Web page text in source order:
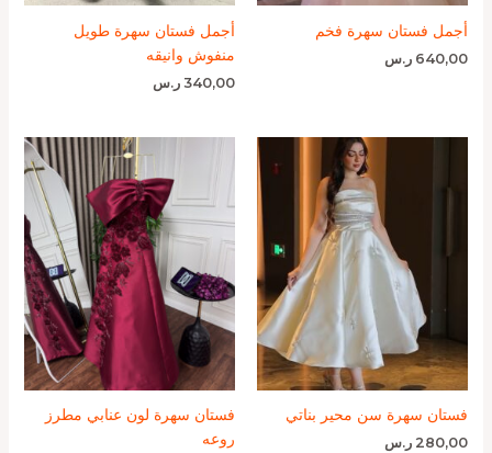
أجمل فستان سهرة فخم
640,00 ر.س
أجمل فستان سهرة طويل
منفوش وانيقه
340,00 ر.س
فستان سهرة سن محير بناتي
280,00 ر.س
فستان سهرة لون عنابي مطرز
روعه